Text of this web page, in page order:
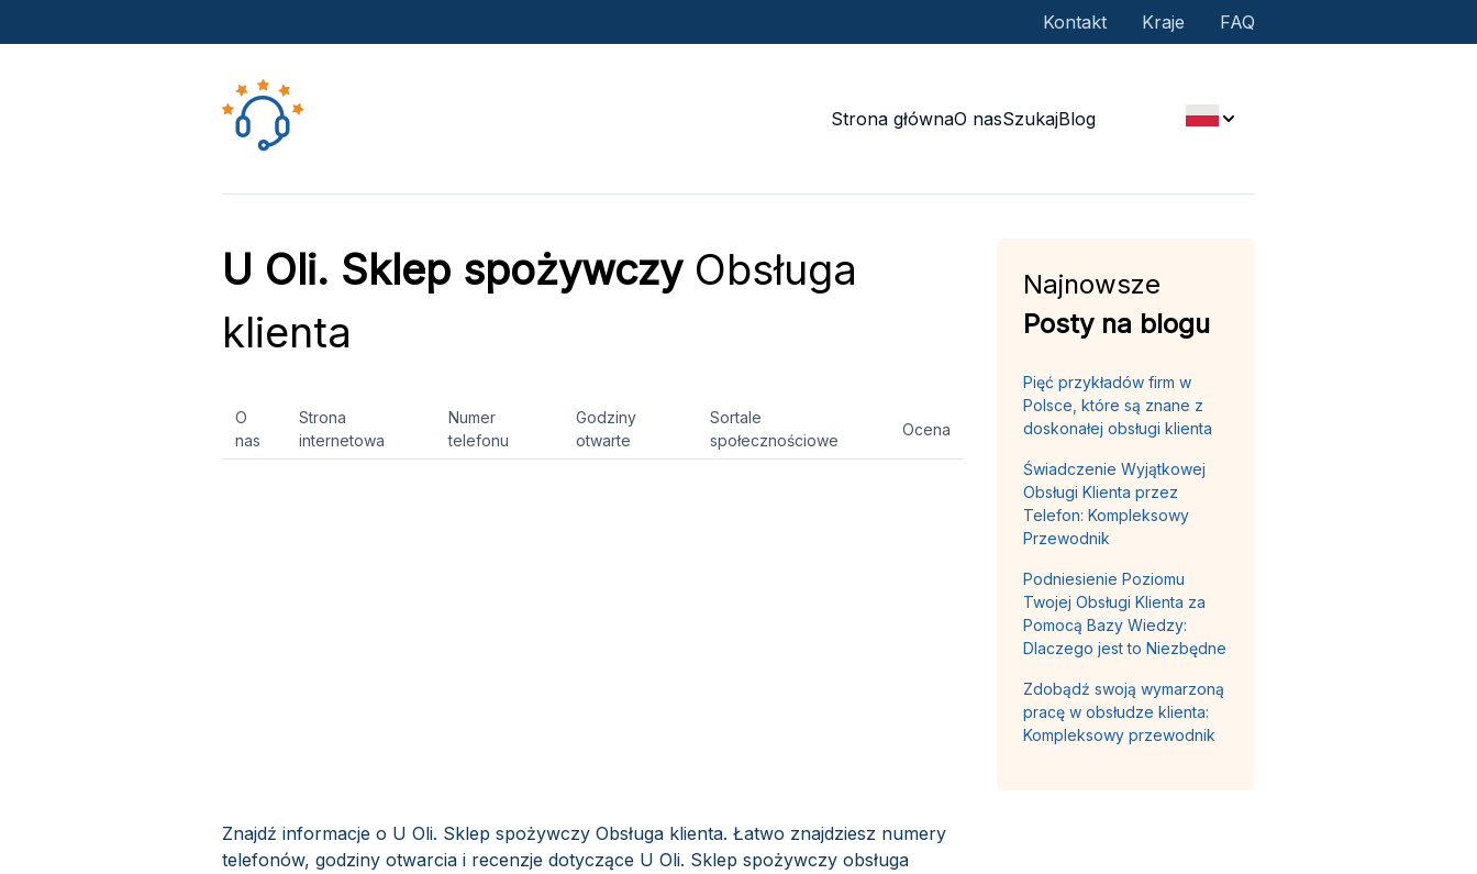
Kontakt Kraje FAQ
Strona głównaO nasSzukajBlog
U Oli. Sklep spożywczyObsługa
klienta
O
nas
Strona
internetowa
Numer
telefonu
Godziny
otwarte
Sortale
społecznościowe
Ocena
Znajdź informacje o U Oli. Sklep spożywczy Obsługa klienta. Łatwo znajdziesz numery
telefonów, godziny otwarcia i recenzje dotyczące U Oli. Sklep spożywczy obsługa
Najnowsze
Posty na blogu
Pięć przykładów firm w
Polsce, które są znane z
doskonałej obsługi klienta
Świadczenie Wyjątkowej
Obsługi Klienta przez
Telefon: Kompleksowy
Przewodnik
Podniesienie Poziomu
Twojej Obsługi Klienta za
Pomocą Bazy Wiedzy:
Dlaczego jest to Niezbędne
Zdobądź swoją wymarzoną
pracę w obsłudze klienta:
Kompleksowy przewodnik